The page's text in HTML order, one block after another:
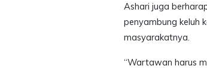
Ashari juga
penyambung keluh
masyarakatnya.
“Wartawan harus